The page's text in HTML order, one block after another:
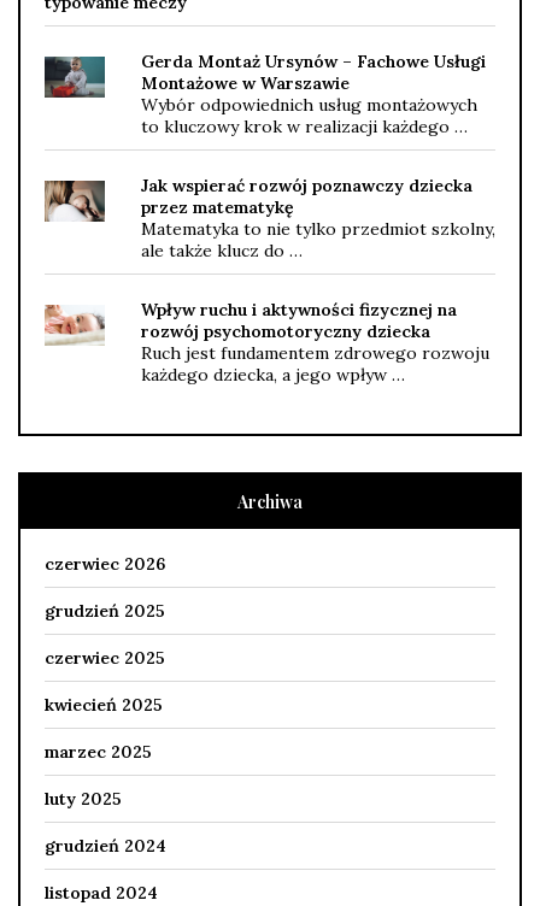
Gerda Montaż Ursynów – Fachowe Usługi
Montażowe w Warszawie
Wybór odpowiednich usług montażowych
to kluczowy krok w realizacji każdego …
Jak wspierać rozwój poznawczy dziecka
przez matematykę
Matematyka to nie tylko przedmiot szkolny,
ale także klucz do …
Wpływ ruchu i aktywności fizycznej na
rozwój psychomotoryczny dziecka
Ruch jest fundamentem zdrowego rozwoju
każdego dziecka, a jego wpływ …
Archiwa
czerwiec 2026
grudzień 2025
czerwiec 2025
kwiecień 2025
marzec 2025
luty 2025
grudzień 2024
listopad 2024